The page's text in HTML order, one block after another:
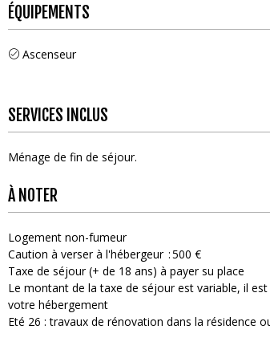
ÉQUIPEMENTS
Ascenseur
SERVICES INCLUS
Ménage de fin de séjour
À NOTER
Logement non-fumeur
Caution à verser à l'hébergeur 500 €
Taxe de séjour (+ de 18 ans) à payer su place
Le montant de la taxe de séjour est variable, il
votre hébergement
Eté 26 : travaux de rénovation dans la résidence